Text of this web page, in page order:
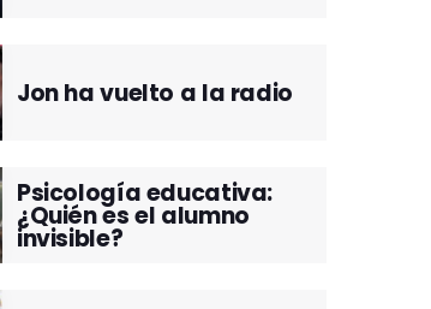
Jon ha vuelto a la radio
Psicología educativa:
¿Quién es el alumno
invisible?